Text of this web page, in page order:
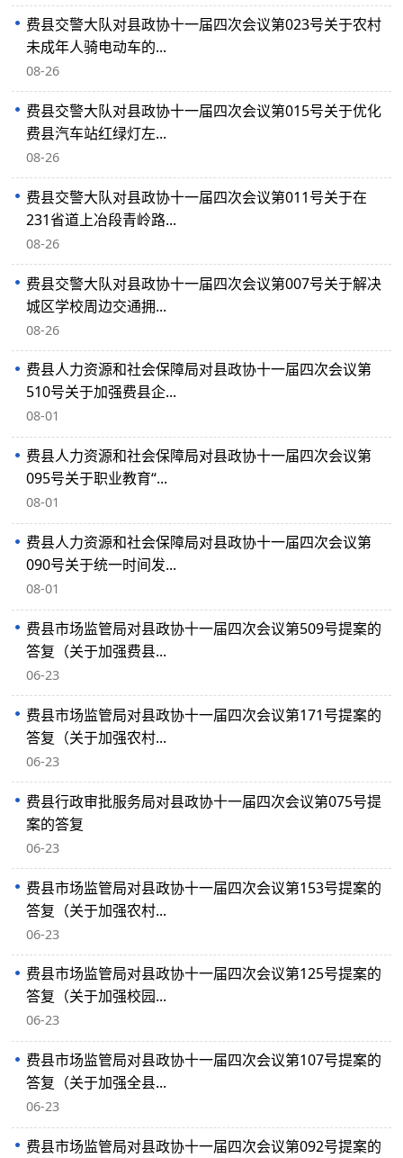
费县交警大队对县政协十一届四次会议第023号关于农村
未成年人骑电动车的...
08-26
费县交警大队对县政协十一届四次会议第015号关于优化
费县汽车站红绿灯左...
08-26
费县交警大队对县政协十一届四次会议第011号关于在
231省道上冶段青岭路...
08-26
费县交警大队对县政协十一届四次会议第007号关于解决
城区学校周边交通拥...
08-26
费县人力资源和社会保障局对县政协十一届四次会议第
510号关于加强费县企...
08-01
费县人力资源和社会保障局对县政协十一届四次会议第
095号关于职业教育“...
08-01
费县人力资源和社会保障局对县政协十一届四次会议第
090号关于统一时间发...
08-01
费县市场监管局对县政协十一届四次会议第509号提案的
答复（关于加强费县...
06-23
费县市场监管局对县政协十一届四次会议第171号提案的
答复（关于加强农村...
06-23
费县行政审批服务局对县政协十一届四次会议第075号提
案的答复
06-23
费县市场监管局对县政协十一届四次会议第153号提案的
答复（关于加强农村...
06-23
费县市场监管局对县政协十一届四次会议第125号提案的
答复（关于加强校园...
06-23
费县市场监管局对县政协十一届四次会议第107号提案的
答复（关于加强全县...
06-23
费县市场监管局对县政协十一届四次会议第092号提案的